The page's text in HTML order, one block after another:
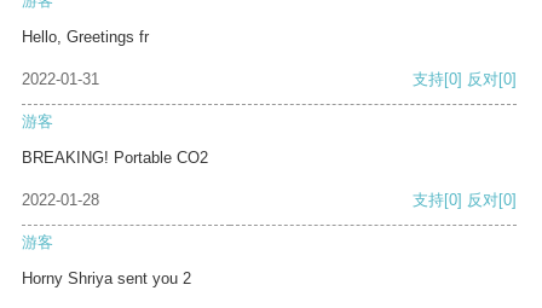
Hello, Greetings fr
2022-01-31 支持[0] 反对[0]
游客
BREAKING! Portable CO2
2022-01-28 支持[0] 反对[0]
游客
Horny Shriya sent you 2